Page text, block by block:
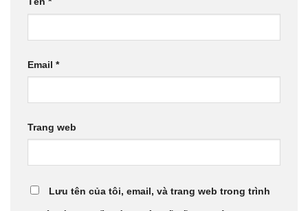
Email *
Trang web
Lưu tên của tôi, email, và trang web trong trình